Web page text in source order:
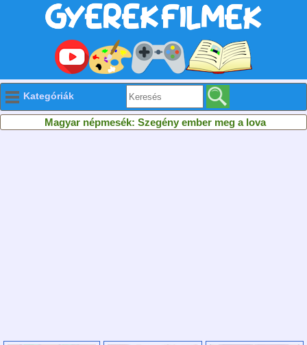
Kategóriák
Magyar népmesék: Szegény ember meg a lova